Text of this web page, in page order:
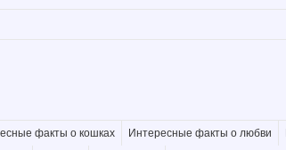
факты о кошках Интересные факты о любви